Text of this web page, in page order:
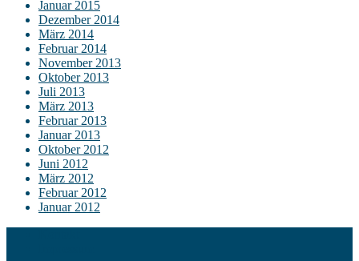
Januar 2015
Dezember 2014
März 2014
Februar 2014
November 2013
Oktober 2013
Juli 2013
März 2013
Februar 2013
Januar 2013
Oktober 2012
Juni 2012
März 2012
Februar 2012
Januar 2012